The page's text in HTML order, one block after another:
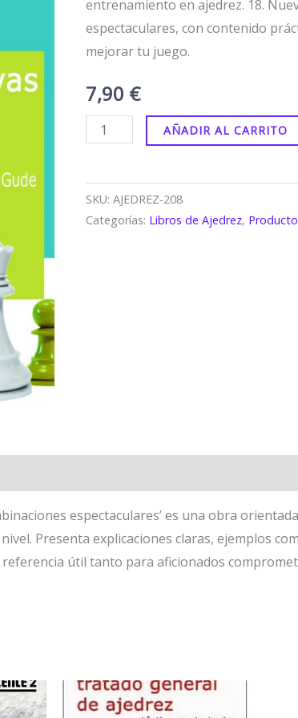
entrenamiento en ajedrez. 18.
espectaculares, con contenido
mejorar tu juego.
7,90 €
combinaciones
espectaculares
AÑADIR AL CARRITO
SKU:AJEDREZ-208
Categorías: Libros de Ajedrez,
espectaculares’ es una obra
Presenta explicaciones claras, ejemplos
útil tanto para aficionados